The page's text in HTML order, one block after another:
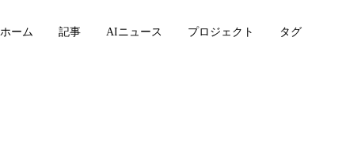
ホーム 記事 AIニュース プロジェクト タグ